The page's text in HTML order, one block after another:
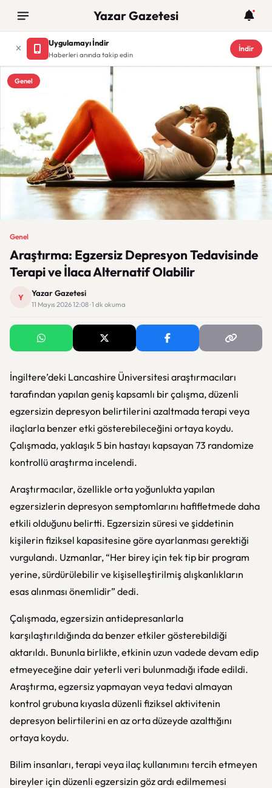
Yazar Gazetesi
Uygulamayı İndir
Haberleri anında takip edin
İndir
Genel
Genel
Araştırma: Egzersiz Depresyon Tedavisinde
Terapi ve İlaca Alternatif Olabilir
Y Yazar Gazetesi
11 Mayıs 2026 12:08 · 1 dk okuma
İngiltere’deki Lancashire Üniversitesi araştırmacıları
tarafından yapılan geniş kapsamlı bir çalışma, düzenli
egzersizin depresyon belirtilerini azaltmada terapi veya
ilaçlarla benzer etki gösterebileceğini ortaya koydu.
Çalışmada, yaklaşık 5 bin hastayı kapsayan 73 randomize
kontrollü araştırma incelendi.
Araştırmacılar, özellikle orta yoğunlukta yapılan
egzersizlerin depresyon semptomlarını hafifletmede daha
etkili olduğunu belirtti. Egzersizin süresi ve şiddetinin
kişilerin fiziksel kapasitesine göre ayarlanması gerektiği
vurgulandı. Uzmanlar, “Her birey için tek tip bir program
yerine, sürdürülebilir ve kişiselleştirilmiş alışkanlıkların
esas alınması önemlidir” dedi.
Çalışmada, egzersizin antidepresanlarla
karşılaştırıldığında da benzer etkiler gösterebildiği
aktarıldı. Bununla birlikte, etkinin uzun vadede devam edip
etmeyeceğine dair yeterli veri bulunmadığı ifade edildi.
Araştırma, egzersiz yapmayan veya tedavi almayan
kontrol grubuna kıyasla düzenli fiziksel aktivitenin
depresyon belirtilerini en az orta düzeyde azalttığını
ortaya koydu.
Bilim insanları, terapi veya ilaç kullanımını tercih etmeyen
bireyler için düzenli egzersizin göz ardı edilmemesi